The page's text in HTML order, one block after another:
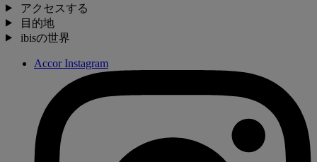
アクセスする
目的地
ibisの世界
Accor Instagram